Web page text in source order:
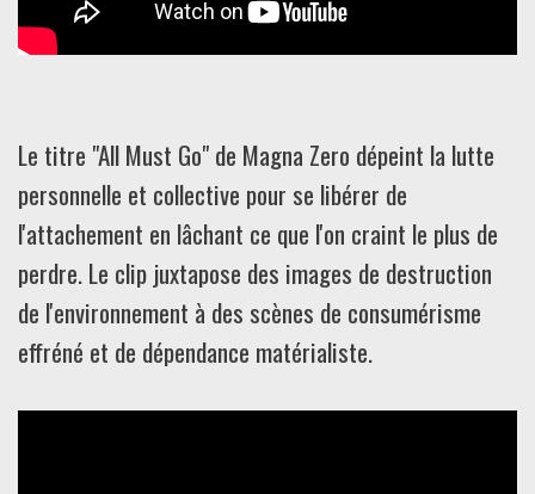
Le titre "All Must Go" de Magna Zero dépeint la lutte
personnelle et collective pour se libérer de
l'attachement en lâchant ce que l'on craint le plus de
perdre. Le clip juxtapose des images de destruction
de l'environnement à des scènes de consumérisme
effréné et de dépendance matérialiste.